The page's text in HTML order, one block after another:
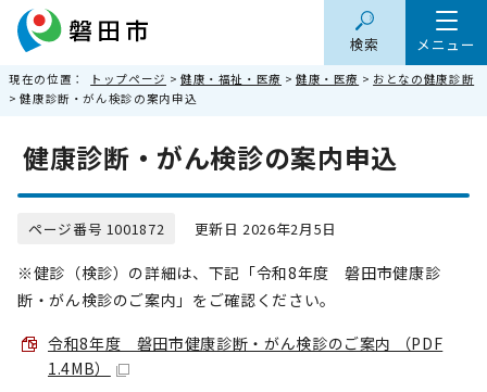
メニュー
検索
現在の位置： トップページ > 健康・福祉・医療 > 健康・医療 > おとなの健康診断
> 健康診断・がん検診の案内申込
健康診断・がん検診の案内申込
ページ番号 1001872 更新日 2026年2月5日
※健診（検診）の詳細は、下記「令和8年度 磐田市健康診
断・がん検診のご案内」をご確認ください。
令和8年度 磐田市健康診断・がん検診のご案内 （PDF
1.4MB）